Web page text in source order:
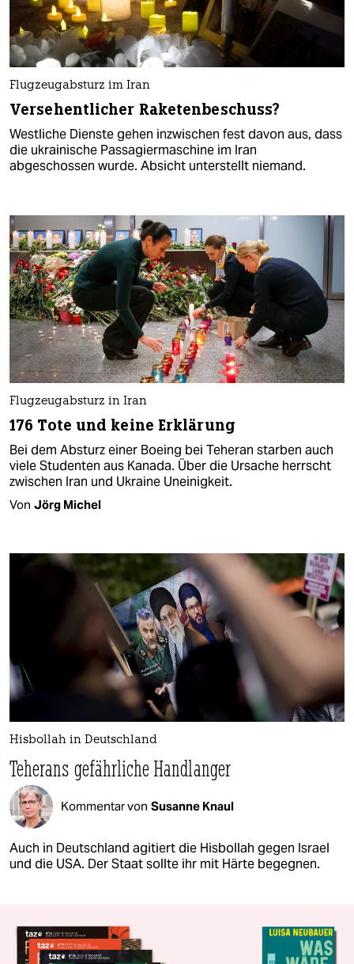
Flugzeugabsturz im Iran
Versehentlicher Raketenbeschuss?
Westliche Dienste gehen inzwischen fest davon aus, dass
die ukrainische Passagiermaschine im Iran
abgeschossen wurde. Absicht unterstellt niemand.
Flugzeugabsturz in Iran
176 Tote und keine Erklärung
Bei dem Absturz einer Boeing bei Teheran starben auch
viele Studenten aus Kanada. Über die Ursache herrscht
zwischen Iran und Ukraine Uneinigkeit.
Von Jörg Michel
Hisbollah in Deutschland
Teherans gefährliche Handlanger
Kommentar von Susanne Knaul
Auch in Deutschland agitiert die Hisbollah gegen Israel
und die USA. Der Staat sollte ihr mit Härte begegnen.